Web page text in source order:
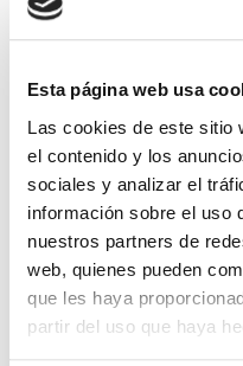
Esta página web usa
Las cookies de este sitio
el contenido y los
sociales y analizar el
información sobre el uso
nuestros partners de
web, quienes pueden
que les haya
partir del uso que haya
en el que entre otras
lasmujeres.
Por ello, y además de
situaciones que generen
intervencionesy el trabajo
asociaciones de pacientes,
generación deredes de
organizaciones, entidades e